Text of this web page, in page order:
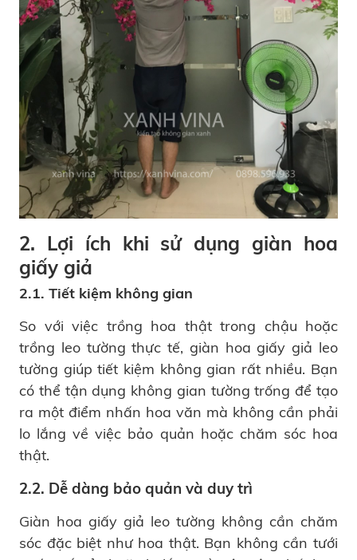
2. Lợi ích khi sử dụng giàn hoa
giấy giả
2.1. Tiết kiệm không gian
So với việc trồng hoa thật trong chậu hoặc
trồng leo tường thực tế, giàn hoa giấy giả leo
tường giúp tiết kiệm không gian rất nhiều. Bạn
có thể tận dụng không gian tường trống để tạo
ra một điểm nhấn hoa văn mà không cần phải
lo lắng về việc bảo quản hoặc chăm sóc hoa
thật.
2.2. Dễ dàng bảo quản và duy trì
Giàn hoa giấy giả leo tường không cần chăm
sóc đặc biệt như hoa thật. Bạn không cần tưới